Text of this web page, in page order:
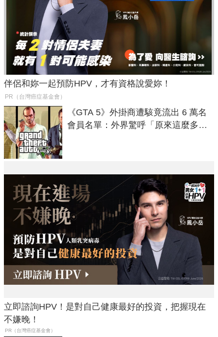
伴侶和妳一起預防HPV，才有資格說愛妳！
PR（台灣癌症基金會）
《GTA 5》外掛商遭駭竟流出 6 萬名
會員名單：外界驚呼「原來這麼多人
立即諮詢HPV！是對自己健康最好的投資，把握現在
不嫌晚！
PR（台灣癌症基金會）